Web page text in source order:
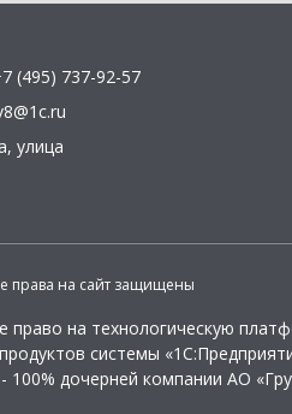
(495) 737-92-57
, улица
права на сайт защищены
право на технологическую
системы
дочерней компании АО